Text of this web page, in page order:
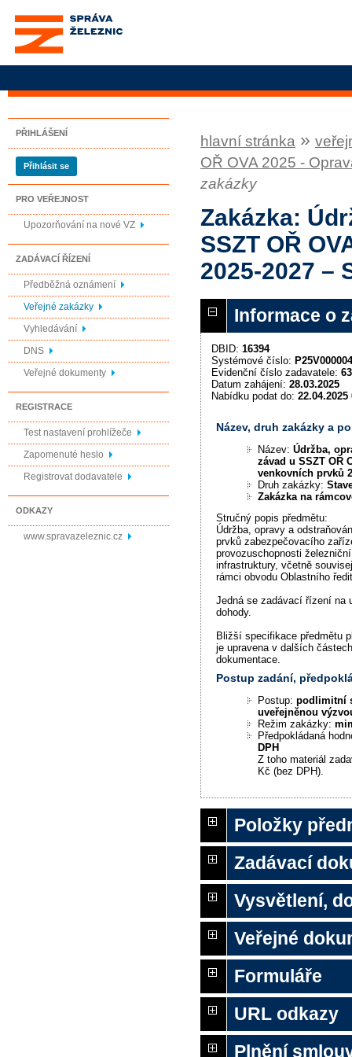
Správa železnic, státní
organizace
PŘIHLÁŠENÍ
Přihlásit se
PRO VEŘEJNOST
Upozorňování na nové VZ
ZADÁVACÍ ŘÍZENÍ
Předběžná oznámení
Veřejné zakázky
Vyhledávání
DNS
Veřejné dokumenty
REGISTRACE
Test nastavení prohlížeče
Zapomenuté heslo
Registrovat dodavatele
ODKAZY
www.spravazeleznic.cz
hlavní stránka »
OŘ OVA 2025 -
zakázky
Zakázka:
SSZT OŘ
2025-2027 –
Informace o
DBID: 16394
Systémové číslo:
Evidenční číslo zadavatele:
Datum zahájení: 28.03.2025
Nabídku podat do: 22.04.2025
Název, druh zakázky a
Název:Údržba,
závad u SSZT OŘ
venkovních prvků
Druh zakázky:
Zakázka na
Stručný popis předmětu:
Údržba, opravy a
prvků zabezpečovacího
provozuschopnosti
infrastruktury, včetně
rámci obvodu Oblastního
Jedná se zadávací řízení na
dohody.
Bližší specifikace předmětu
je upravena v dalších
dokumentace.
Postup zadání,
Postup:podlimitní
uveřejněnou
Režim zakázky:
Předpokládaná
DPH
Z toho materiál
Kč (bez DPH).
Položky
Zadávací
Vysvětlení,
Veřejné
Formuláře
URL odkazy
Plnění